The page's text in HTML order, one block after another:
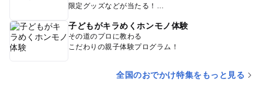
限定グッズなどが当たる！
子どもがキラめくホンモノ体験
その道のプロに教わる
こだわりの親子体験プログラム！
全国のおでかけ特集をもっと見る